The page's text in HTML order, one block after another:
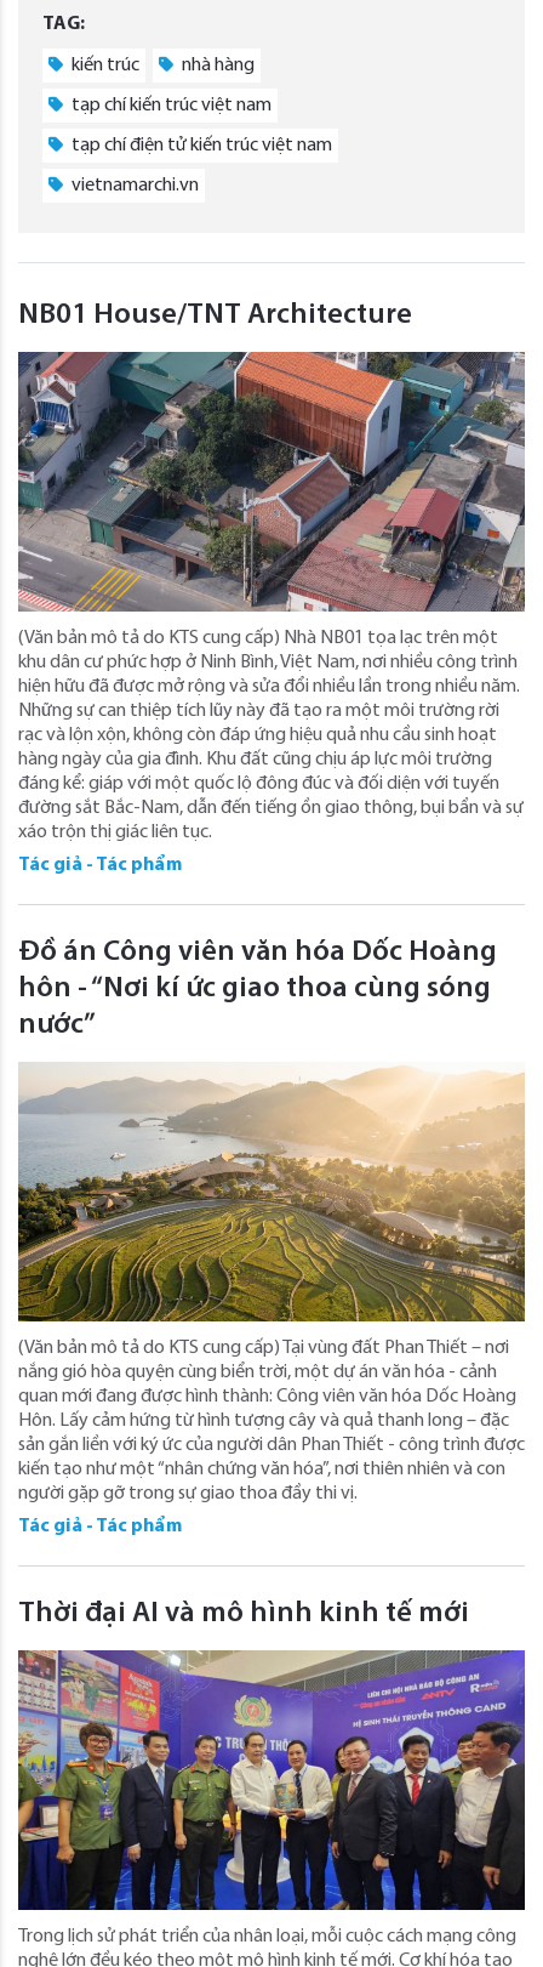
TAG:
kiến trúc nhà hàng
tạp chí kiến trúc việt nam
tạp chí điện tử kiến trúc việt nam
vietnamarchi.vn
NB01 House/TNT Architecture
(Văn bản mô tả do KTS cung cấp) Nhà NB01 tọa lạc trên một
khu dân cư phức hợp ở Ninh Bình, Việt Nam, nơi nhiều công trình
hiện hữu đã được mở rộng và sửa đổi nhiều lần trong nhiều năm.
Những sự can thiệp tích lũy này đã tạo ra một môi trường rời
rạc và lộn xộn, không còn đáp ứng hiệu quả nhu cầu sinh hoạt
hàng ngày của gia đình. Khu đất cũng chịu áp lực môi trường
đáng kể: giáp với một quốc lộ đông đúc và đối diện với tuyến
đường sắt Bắc-Nam, dẫn đến tiếng ồn giao thông, bụi bẩn và sự
xáo trộn thị giác liên tục.
Tác giả - Tác phẩm
Đồ án Công viên văn hóa Dốc Hoàng
hôn - “Nơi kí ức giao thoa cùng sóng
nước”
(Văn bản mô tả do KTS cung cấp) Tại vùng đất Phan Thiết – nơi
nắng gió hòa quyện cùng biển trời, một dự án văn hóa - cảnh
quan mới đang được hình thành: Công viên văn hóa Dốc Hoàng
Hôn. Lấy cảm hứng từ hình tượng cây và quả thanh long – đặc
sản gắn liền với ký ức của người dân Phan Thiết - công trình được
kiến tạo như một “nhân chứng văn hóa”, nơi thiên nhiên và con
người gặp gỡ trong sự giao thoa đầy thi vị.
Tác giả - Tác phẩm
Thời đại AI và mô hình kinh tế mới
Trong lịch sử phát triển của nhân loại, mỗi cuộc cách mạng công
nghệ lớn đều kéo theo một mô hình kinh tế mới. Cơ khí hóa tạo